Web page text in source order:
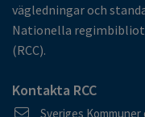
vägledningar och
Nationella
(RCC).
Kontakta RCC
Postadress
Sveriges Kommuner